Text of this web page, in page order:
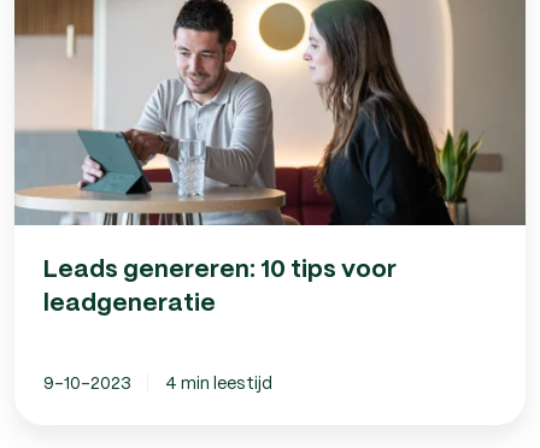
voor
leadgeneratie
Leads genereren: 10 tips voor
leadgeneratie
9-10-2023 4 min leestijd